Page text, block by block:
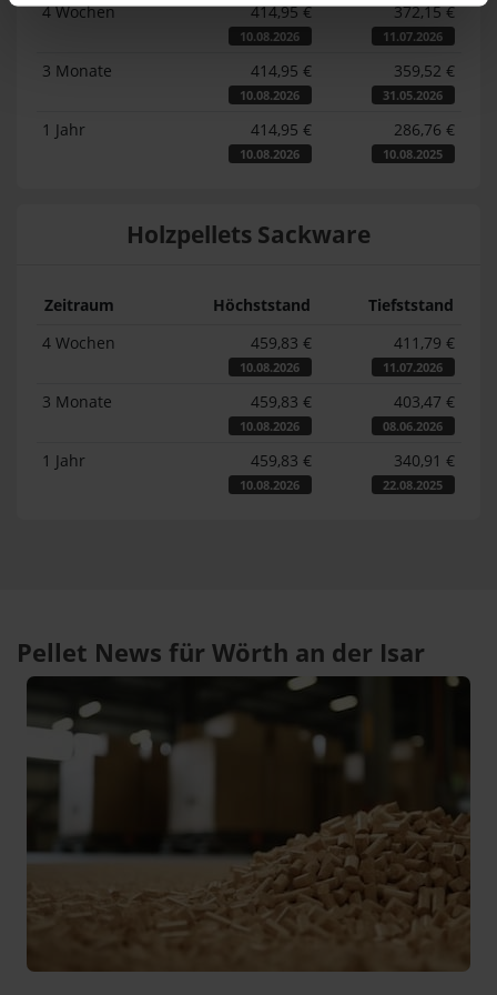
4 Wochen
414,95 €
10.08.2026
372,15 €
11.07.2026
3 Monate 414,95 €
10.08.2026
359,52 €
31.05.2026
1 Jahr 414,95 €
10.08.2026
286,76 €
10.08.2025
Holzpellets Sackware
Zeitraum Höchststand
Tiefststand
4 Wochen
459,83 €
10.08.2026
411,79 €
11.07.2026
3 Monate 459,83 €
10.08.2026
403,47 €
08.06.2026
1 Jahr 459,83 €
10.08.2026
340,91 €
22.08.2025
Pellet News für Wörth an der Isar